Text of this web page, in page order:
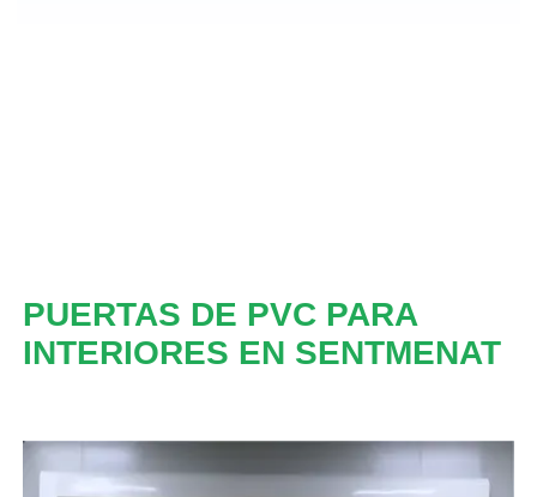
PUERTAS DE PVC PARA
INTERIORES EN SENTMENAT